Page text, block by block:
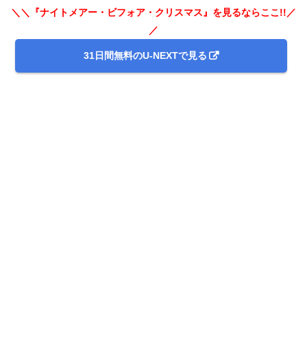
＼＼『ナイトメアー・ビフォア・クリスマス』を見るならここ!!／
／
31日間無料のU-NEXTで見る